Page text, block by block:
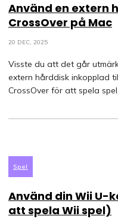
Använd en extern
CrossOver på Mac
20 DEC, 2025
Visste du att det går
extern hårddisk inkopplad
CrossOver för att spela
Spel
Använd din Wii U-
att spela Wii spel)